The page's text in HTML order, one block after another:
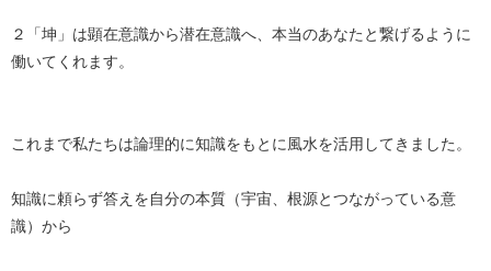
２「坤」は顕在意識から潜在意識へ、本当のあなたと繋げるように
働いてくれます。
これまで私たちは論理的に知識をもとに風水を活用してきました。
知識に頼らず答えを自分の本質（宇宙、根源とつながっている意
識）から